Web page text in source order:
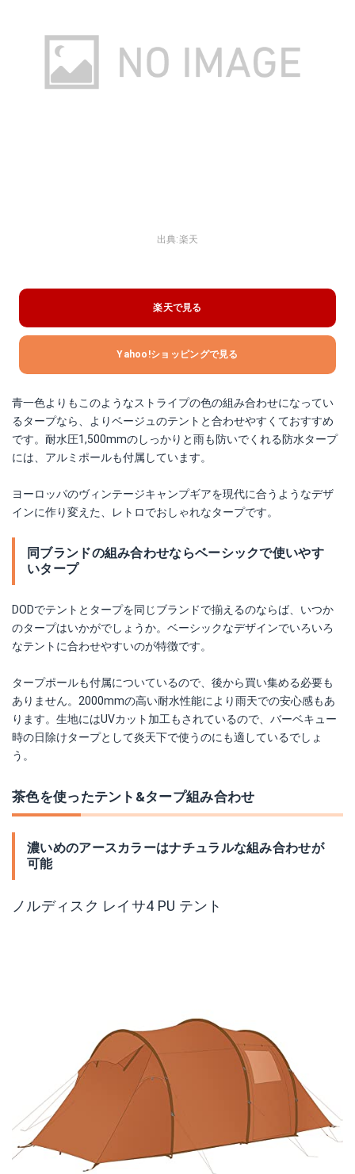
出典:楽天
楽天で見る
Yahoo!ショッピングで見る
青一色よりもこのようなストライプの色の組み合わせになってい
るタープなら、よりベージュのテントと合わせやすくておすすめ
です。耐水圧1,500mmのしっかりと雨も防いでくれる防水タープ
には、アルミポールも付属しています。
ヨーロッパのヴィンテージキャンプギアを現代に合うようなデザ
インに作り変えた、レトロでおしゃれなタープです。
同ブランドの組み合わせならベーシックで使いやす
いタープ
DODでテントとタープを同じブランドで揃えるのならば、いつか
のタープはいかがでしょうか。ベーシックなデザインでいろいろ
なテントに合わせやすいのが特徴です。
タープポールも付属についているので、後から買い集める必要も
ありません。2000mmの高い耐水性能により雨天での安心感もあ
ります。生地にはUVカット加工もされているので、バーベキュー
時の日除けタープとして炎天下で使うのにも適しているでしょ
う。
茶色を使ったテント&タープ組み合わせ
濃いめのアースカラーはナチュラルな組み合わせが
可能
ノルディスク レイサ4 PU テント